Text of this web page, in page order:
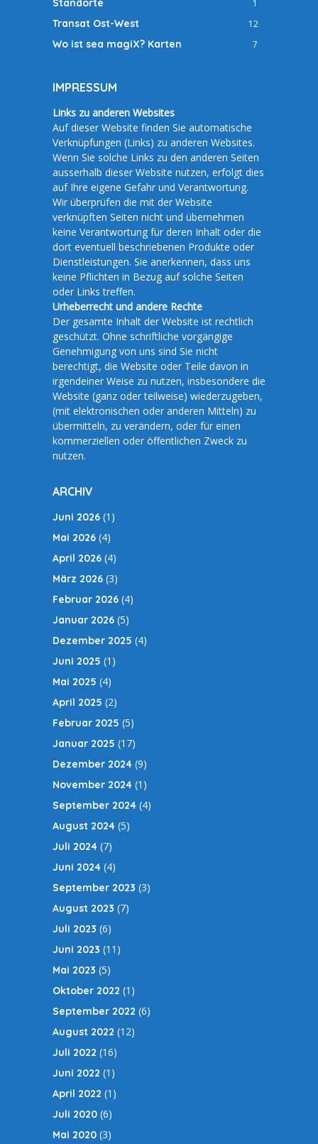
Standorte 1
Transat Ost-West 12
Wo ist sea magiX? Karten 7
IMPRESSUM
Links zu anderen Websites
Auf dieser Website finden Sie automatische
Verknüpfungen (Links) zu anderen Websites.
Wenn Sie solche Links zu den anderen Seiten
ausserhalb dieser Website nutzen, erfolgt dies
auf Ihre eigene Gefahr und Verantwortung.
Wir überprüfen die mit der Website
verknüpften Seiten nicht und übernehmen
keine Verantwortung für deren Inhalt oder die
dort eventuell beschriebenen Produkte oder
Dienstleistungen. Sie anerkennen, dass uns
keine Pflichten in Bezug auf solche Seiten
oder Links treffen.
Urheberrecht und andere Rechte
Der gesamte Inhalt der Website ist rechtlich
geschützt. Ohne schriftliche vorgängige
Genehmigung von uns sind Sie nicht
berechtigt, die Website oder Teile davon in
irgendeiner Weise zu nutzen, insbesondere die
Website (ganz oder teilweise) wiederzugeben,
(mit elektronischen oder anderen Mitteln) zu
übermitteln, zu verändern, oder für einen
kommerziellen oder öffentlichen Zweck zu
nutzen.
ARCHIV
Juni 2026 (1)
Mai 2026 (4)
April 2026 (4)
März 2026 (3)
Februar 2026 (4)
Januar 2026 (5)
Dezember 2025 (4)
Juni 2025 (1)
Mai 2025 (4)
April 2025 (2)
Februar 2025 (5)
Januar 2025 (17)
Dezember 2024 (9)
November 2024 (1)
September 2024 (4)
August 2024 (5)
Juli 2024 (7)
Juni 2024 (4)
September 2023 (3)
August 2023 (7)
Juli 2023 (6)
Juni 2023 (11)
Mai 2023 (5)
Oktober 2022 (1)
September 2022 (6)
August 2022 (12)
Juli 2022 (16)
Juni 2022 (1)
April 2022 (1)
Juli 2020 (6)
Mai 2020 (3)